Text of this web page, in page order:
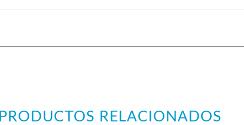
PRODUCTOS RELACIONADOS